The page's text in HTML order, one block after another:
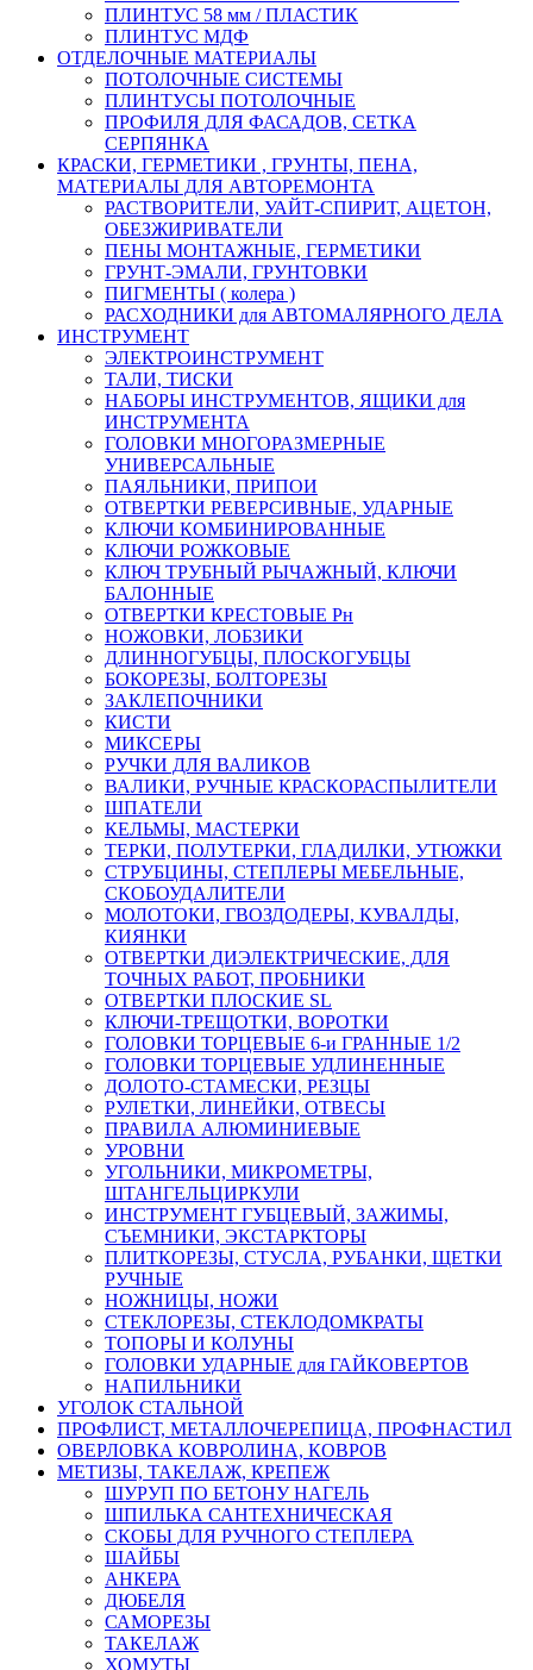
ПЛИНТУС 58 мм / ПЛАСТИК
ПЛИНТУС МДФ
ОТДЕЛОЧНЫЕ МАТЕРИАЛЫ
ПОТОЛОЧНЫЕ СИСТЕМЫ
ПЛИНТУСЫ ПОТОЛОЧНЫЕ
ПРОФИЛЯ ДЛЯ ФАСАДОВ, СЕТКА
СЕРПЯНКА
КРАСКИ, ГЕРМЕТИКИ , ГРУНТЫ, ПЕНА,
МАТЕРИАЛЫ ДЛЯ АВТОРЕМОНТА
РАСТВОРИТЕЛИ, УАЙТ-СПИРИТ, АЦЕТОН,
ОБЕЗЖИРИВАТЕЛИ
ПЕНЫ МОНТАЖНЫЕ, ГЕРМЕТИКИ
ГРУНТ-ЭМАЛИ, ГРУНТОВКИ
ПИГМЕНТЫ ( колера )
РАСХОДНИКИ для АВТОМАЛЯРНОГО ДЕЛА
ИНСТРУМЕНТ
ЭЛЕКТРОИНСТРУМЕНТ
ТАЛИ, ТИСКИ
НАБОРЫ ИНСТРУМЕНТОВ, ЯЩИКИ для
ИНСТРУМЕНТА
ГОЛОВКИ МНОГОРАЗМЕРНЫЕ
УНИВЕРСАЛЬНЫЕ
ПАЯЛЬНИКИ, ПРИПОИ
ОТВЕРТКИ РЕВЕРСИВНЫЕ, УДАРНЫЕ
КЛЮЧИ КОМБИНИРОВАННЫЕ
КЛЮЧИ РОЖКОВЫЕ
КЛЮЧ ТРУБНЫЙ РЫЧАЖНЫЙ, КЛЮЧИ
БАЛОННЫЕ
ОТВЕРТКИ КРЕСТОВЫЕ Рн
НОЖОВКИ, ЛОБЗИКИ
ДЛИННОГУБЦЫ, ПЛОСКОГУБЦЫ
БОКОРЕЗЫ, БОЛТОРЕЗЫ
ЗАКЛЕПОЧНИКИ
КИСТИ
МИКСЕРЫ
РУЧКИ ДЛЯ ВАЛИКОВ
ВАЛИКИ, РУЧНЫЕ КРАСКОРАСПЫЛИТЕЛИ
ШПАТЕЛИ
КЕЛЬМЫ, МАСТЕРКИ
ТЕРКИ, ПОЛУТЕРКИ, ГЛАДИЛКИ, УТЮЖКИ
СТРУБЦИНЫ, СТЕПЛЕРЫ МЕБЕЛЬНЫЕ,
СКОБОУДАЛИТЕЛИ
МОЛОТОКИ, ГВОЗДОДЕРЫ, КУВАЛДЫ,
КИЯНКИ
ОТВЕРТКИ ДИЭЛЕКТРИЧЕСКИЕ, ДЛЯ
ТОЧНЫХ РАБОТ, ПРОБНИКИ
ОТВЕРТКИ ПЛОСКИЕ SL
КЛЮЧИ-ТРЕЩОТКИ, ВОРОТКИ
ГОЛОВКИ ТОРЦЕВЫЕ 6-и ГРАННЫЕ 1/2
ГОЛОВКИ ТОРЦЕВЫЕ УДЛИНЕННЫЕ
ДОЛОТО-СТАМЕСКИ, РЕЗЦЫ
РУЛЕТКИ, ЛИНЕЙКИ, ОТВЕСЫ
ПРАВИЛА АЛЮМИНИЕВЫЕ
УРОВНИ
УГОЛЬНИКИ, МИКРОМЕТРЫ,
ШТАНГЕЛЬЦИРКУЛИ
ИНСТРУМЕНТ ГУБЦЕВЫЙ, ЗАЖИМЫ,
СЪЕМНИКИ, ЭКСТАРКТОРЫ
ПЛИТКОРЕЗЫ, СТУСЛА, РУБАНКИ, ЩЕТКИ
РУЧНЫЕ
НОЖНИЦЫ, НОЖИ
СТЕКЛОРЕЗЫ, СТЕКЛОДОМКРАТЫ
ТОПОРЫ И КОЛУНЫ
ГОЛОВКИ УДАРНЫЕ для ГАЙКОВЕРТОВ
НАПИЛЬНИКИ
УГОЛОК СТАЛЬНОЙ
ПРОФЛИСТ, МЕТАЛЛОЧЕРЕПИЦА, ПРОФНАСТИЛ
ОВЕРЛОВКА КОВРОЛИНА, КОВРОВ
МЕТИЗЫ, ТАКЕЛАЖ, КРЕПЕЖ
ШУРУП ПО БЕТОНУ НАГЕЛЬ
ШПИЛЬКА САНТЕХНИЧЕСКАЯ
СКОБЫ ДЛЯ РУЧНОГО СТЕПЛЕРА
ШАЙБЫ
АНКЕРА
ДЮБЕЛЯ
САМОРЕЗЫ
ТАКЕЛАЖ
ХОМУТЫ